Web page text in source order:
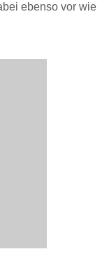
ebenso vor wie